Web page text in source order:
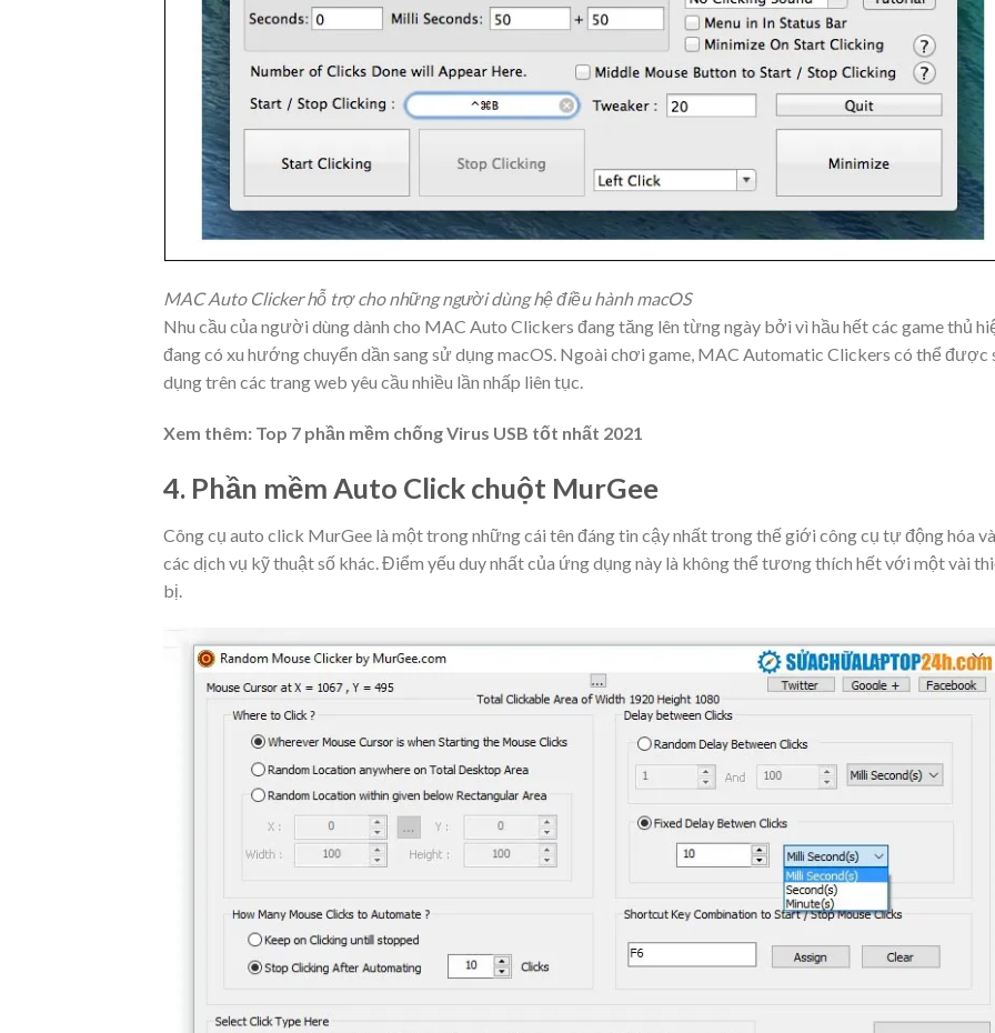
MAC Auto Clicker hỗ trợ cho những người dùng hệ điều hành macOS
Nhu cầu của người dùng dành cho MAC Auto Clickers đang tăng lên từng ngày bởi vì hầu hết các game thủ
đang có xu hướng chuyển dần sang sử dụng macOS. Ngoài chơi game, MAC Automatic Clickers có thể được
dụng trên các trang web yêu cầu nhiều lần nhấp liên tục.
Xem thêm: Top 7 phần mềm chống Virus USB tốt nhất 2021
4. Phần mềm Auto Click chuột MurGee
Công cụ auto click MurGee là một trong những cái tên đáng tin cậy nhất trong thế giới công cụ tự động hóa và
các dịch vụ kỹ thuật số khác. Điểm yếu duy nhất của ứng dụng này là không thể tương thích hết với một vài
bị.